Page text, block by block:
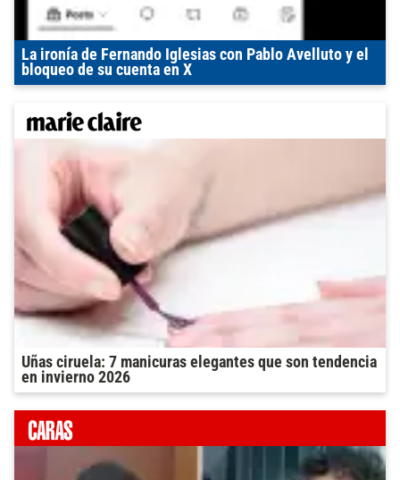
La ironía de Fernando Iglesias con Pablo Avelluto y el
bloqueo de su cuenta en X
Uñas ciruela: 7 manicuras elegantes que son tendencia
en invierno 2026